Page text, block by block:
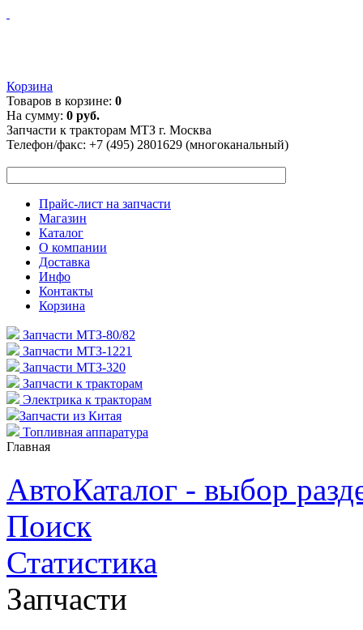
Корзина
Товаров в корзине: 0
На сумму: 0 руб.
Запчасти к тракторам МТЗ г. Москва
Телефон/факс: +7 (495) 2801629 (многоканальный)
Прайс-лист на запчасти
Магазин
Каталог
О компании
Доставка
Инфо
Контакты
Корзина
Запчасти МТЗ-80/82
Запчасти МТЗ-1221
Запчасти МТЗ-320
Запчасти к тракторам
Электрика к тракторам
Запчасти из Китая
Топливная аппаратура
Главная
АвтоКаталог - выбор
Поиск
Статистика
Запчасти